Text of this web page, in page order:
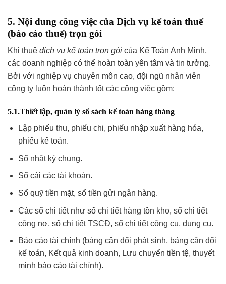
5. Nội dung công việc của Dịch vụ kế toán thuế
(báo cáo thuế) trọn gói
Khi thuê dịch vụ kế toán trọn gói của Kế Toán Anh Minh,
các doanh nghiệp có thể hoàn toàn yên tâm và tin tưởng.
Bởi với nghiệp vụ chuyên môn cao, đội ngũ nhân viên
công ty luôn hoàn thành tốt các công việc gồm:
5.1.Thiết lập, quản lý sổ sách kế toán hàng tháng
Lập phiếu thu, phiếu chi, phiếu nhập xuất hàng hóa,
phiếu kế toán.
Sổ nhật ký chung.
Sổ cái các tài khoản.
Sổ quỹ tiền mặt, sổ tiền gửi ngân hàng.
Các sổ chi tiết như sổ chi tiết hàng tồn kho, sổ chi tiết
công nợ, sổ chi tiết TSCĐ, sổ chi tiết công cụ, dụng cụ.
Báo cáo tài chính (bảng cân đối phát sinh, bảng cân đối
kế toán, Kết quả kinh doanh, Lưu chuyển tiền tệ, thuyết
minh báo cáo tài chính).